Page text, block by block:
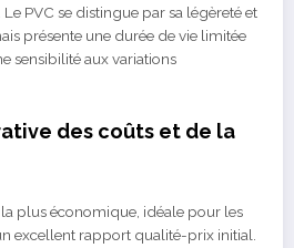
PVC se distingue par sa légèreté et
présente une durée de vie limitée
sensibilité aux variations
des coûts et de la
la plus économique, idéale pour les
excellent rapport qualité-prix initial.